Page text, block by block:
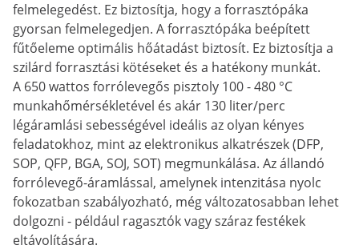
felmelegedést. Ez biztosítja, hogy a forrasztópáka
gyorsan felmelegedjen. A forrasztópáka beépített
fűtőeleme optimális hőátadást biztosít. Ez biztosítja a
szilárd forrasztási kötéseket és a hatékony munkát.
A 650 wattos forrólevegős pisztoly 100 - 480 °C
munkahőmérsékletével és akár 130 liter/perc
légáramlási sebességével ideális az olyan kényes
feladatokhoz, mint az elektronikus alkatrészek (DFP,
SOP, QFP, BGA, SOJ, SOT) megmunkálása. Az állandó
forrólevegő-áramlással, amelynek intenzitása nyolc
fokozatban szabályozható, még változatosabban lehet
dolgozni - például ragasztók vagy száraz festékek
eltávolítására.